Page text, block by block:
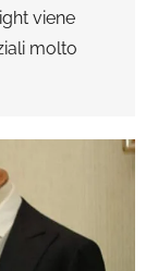
viene
molto